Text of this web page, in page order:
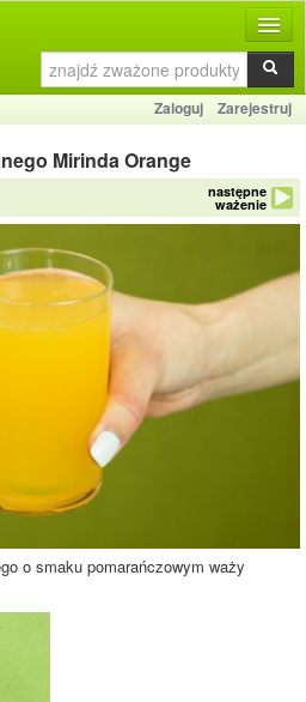
Zaloguj Zarejestruj
Mirinda Orange
następne
ważenie
o smaku pomarańczowym waży